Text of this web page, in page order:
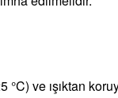
°C) ve ışıktan